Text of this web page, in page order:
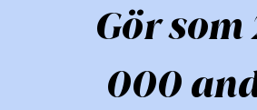
Gör som
000